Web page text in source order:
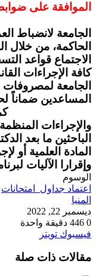
الموافقة على
وفي
الجامعة لانضباط
الحاكمة، من خلال
الاجتماع قواعد
كافة الإجراءات
الجامعة
المساعدين ضماناً
كما أحيط
والإجراءات
الباحثين ما بعد
المادة العلمية أو
وإقرارا الآليات
الوسوم
اعتماد جداول امتحانات
المنيا
ديسمبر 22, 2022
0
دقيقة واحدة
فيسبوك تويتر
البريد
مقالات ذات صلة